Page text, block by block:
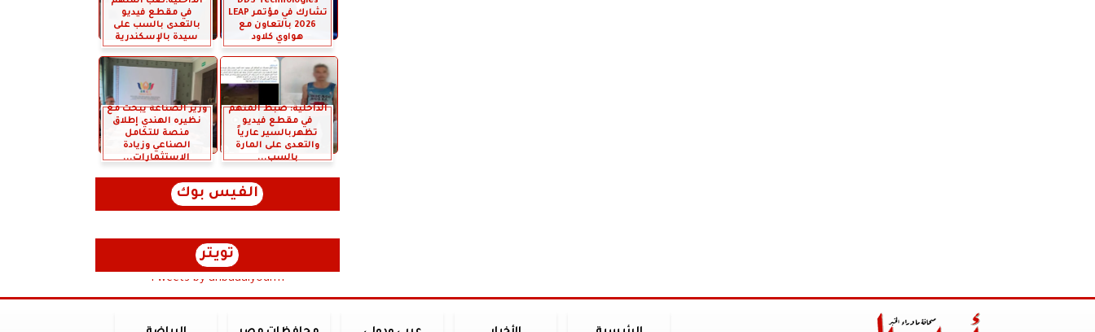
تشارك في مؤتمر LEAP
2026 بالتعاون مع
هواوي كلاود
في مقطع فيديو
بالتعدى بالسب على
سيدة بالإسكندرية
الداخلية: ضبط المتهم
في مقطع فيديو
تظهربالسير عارياً
والتعدى على المارة
بالسب...
وزير الصناعة يبحث مع
نظيره الهندي إطلاق
منصة للتكامل
الصناعي وزيادة
الاستثمارات...
الفيس بوك
تويتر
Tweets by anbaaalyoum1